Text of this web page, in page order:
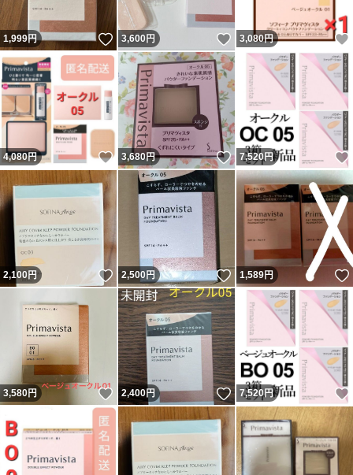
1,999円 いいね！
3,600円 いいね！
3,080円
4,080円 いいね！
3,680円 いいね！
7,520円
2,100円 いいね！
2,500円 いいね！
1,589円
3,580円 いいね！
2,400円 いいね！
7,520円